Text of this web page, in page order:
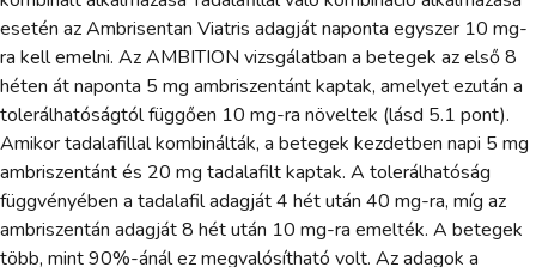
esetén az Ambrisentan Viatris adagját naponta egyszer 10 mg-
ra kell emelni. Az AMBITION vizsgálatban a betegek az első 8
héten át naponta 5 mg ambriszentánt kaptak, amelyet ezután a
tolerálhatóságtól függően 10 mg-ra növeltek (lásd 5.1 pont).
Amikor tadalafillal kombinálták, a betegek kezdetben napi 5 mg
ambriszentánt és 20 mg tadalafilt kaptak. A tolerálhatóság
függvényében a tadalafil adagját 4 hét után 40 mg-ra, míg az
ambriszentán adagját 8 hét után 10 mg-ra emelték. A betegek
több, mint 90%-ánál ez megvalósítható volt. Az adagok a